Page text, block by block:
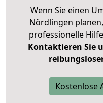
Wenn Sie einen
Nördlingen
professionelle
Kontaktieren Sie
Kostenlose